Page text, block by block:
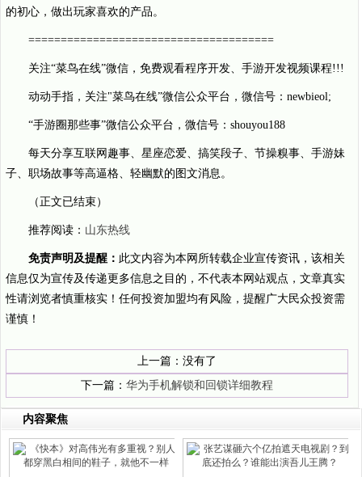
的初心，做出玩家喜欢的产品。
======================================
关注“菜鸟在线”微信，免费观看程序开发、手游开发视频课程!!!
动动手指，关注"菜鸟在线”微信公众平台，微信号：newbieol;
“手游圈那些事”微信公众平台，微信号：shouyou188
每天分享互联网趣事、星座恋爱、搞笑段子、节操糗事、手游妹
子、职场故事等高逼格、轻幽默的图文消息。
（正文已结束）
推荐阅读： 山东热线
免责声明及提醒： 此文内容为本网所转载企业宣传资讯，该相关
信息仅为宣传及传递更多信息之目的，不代表本网站观点，文章真实
性请浏览者慎重核实！任何投资加盟均有风险，提醒广大民众投资需
谨慎！
上一篇：没有了
下一篇： 华为手机解锁和回锁详细教程
内容聚焦